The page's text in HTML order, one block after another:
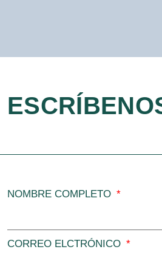
NOMBRE COMPLETO
CORREO ELCTRÓNICO